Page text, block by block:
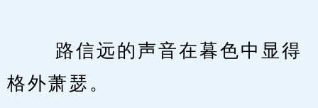
路信远的声音在暮色中显得
格外萧瑟。